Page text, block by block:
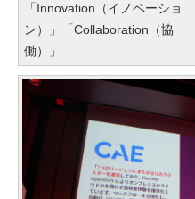
「Innovation（イノベーショ
ン）」「Collaboration（協
働）」